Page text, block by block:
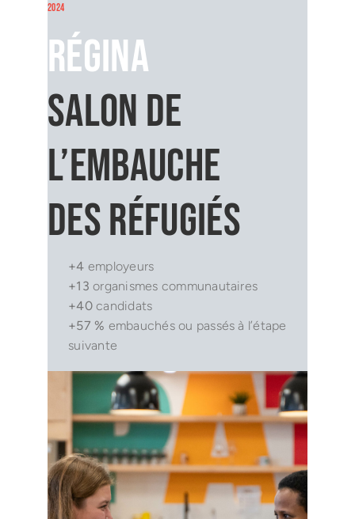
2024
Régina
Salon de
l’embauche
des réfugiés
+4 employeurs
+13 organismes communautaires
+40candidats
+57 % embauchés ou passés à l’étape
suivante